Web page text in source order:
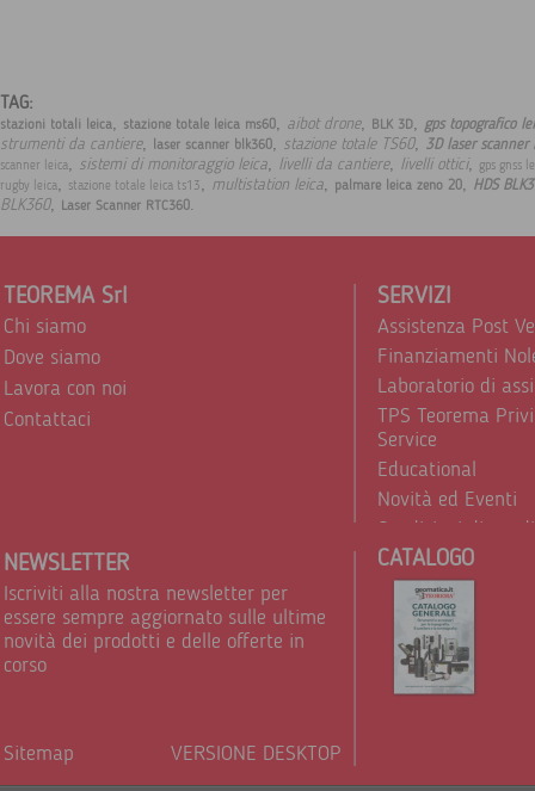
TAG:
stazioni totali leica, stazione totale leica ms60, aibot drone, BLK 3D, gps topografico
strumenti da cantiere, laser scanner blk360, stazione totale TS60, 3D laser scanner
scanner leica, sistemi di monitoraggio leica, livelli da cantiere, livelli ottici,
gps gnss
rugby leica, stazione totale leica ts13, multistation leica, palmare leica zeno 20, HDS
BLK360, Laser Scanner RTC360.
TEOREMA Srl
Chi siamo
Dove siamo
Lavora con noi
Contattaci
SERVIZI
Assistenza Post
Finanziamenti
Laboratorio di
TPS Teorema
Service
Educational
Novità ed Eventi
Condizioni di
Trattamento dei
NEWSLETTER
Iscriviti alla nostra newsletter per
essere sempre aggiornato sulle ultime
novità dei prodotti e delle offerte in
corso
Sitemap VERSIONE DESKTOP
CATALOGO